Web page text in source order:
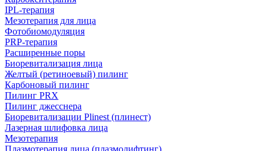
IPL‑терапия
Мезотерапия для лица
Фотобиомодуляция
PRP-терапия
Расширенные поры
Биоревитализация лица
Желтый (ретиноевый) пилинг
Карбоновый пилинг
Пилинг PRX
Пилинг джесснера
Биоревитализации Plinest (плинест)
Лазерная шлифовка лица
Мезотерапия
Плазмотерапия лица (плазмолифтинг)